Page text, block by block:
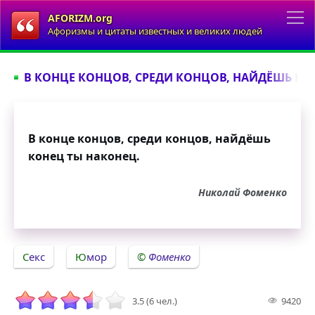
AFORIZM.org
Афоризмы и цитаты известных и великих людей
В КОНЦЕ КОНЦОВ, СРЕДИ КОНЦОВ, НАЙДЁШЬ
В конце концов, среди концов, найдёшь
конец ты наконец.
Николай Фоменко
Секс Юмор Фоменко
3.5 (6 чел.) 9420